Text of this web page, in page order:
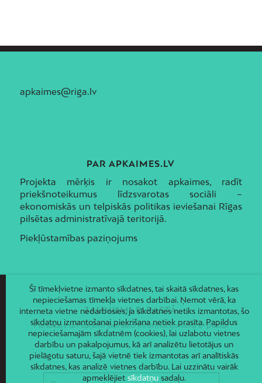
apkaimes@riga.lv
PAR APKAIMES.LV
Projekta mērķis ir nosakot apkaimes, radīt
priekšnoteikumus līdzsvarotas sociāli –
ekonomiskās un telpiskās politikas ieviešanai Rīgas
pilsētas administratīvajā teritorijā.
Piekļūstamības paziņojums
JAUNUMI E-PASTĀ
Piesakies un saņem jaunāko informāciju savā e-pastā!
Šī tīmekļvietne izmanto sīkdatnes, tai skaitā sīkdatnes, kas
nepieciešamas tīmekļa vietnes darbībai. Ņemot vērā, ka
interneta vietne nedarbosies, ja sīkdatnes netiks izmantotas, šo
sīkdatņu izmantošanai piekrišana netiek prasīta. Papildus
nepieciešamajām sīkdatnēm (cookies), lai uzlabotu vietnes
darbību un pakalpojumus, kā arī analizētu lietotājus un
pielāgotu saturu, šajā vietnē tiek izmantotas arī analītiskās
sīkdatnes, kas analizē vietnes darbību. Lai uzzinātu vairāk
apmeklējiet sīkdatņusadaļu.